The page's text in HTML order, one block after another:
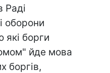
Раді
оборони
які борги
йде мова
боргів,